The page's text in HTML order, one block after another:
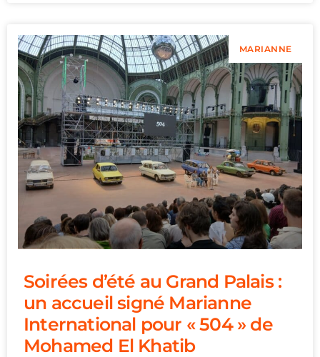
MARIANNE
Soirées d’été au Grand Palais :
un accueil signé Marianne
International pour « 504 » de
Mohamed El Khatib